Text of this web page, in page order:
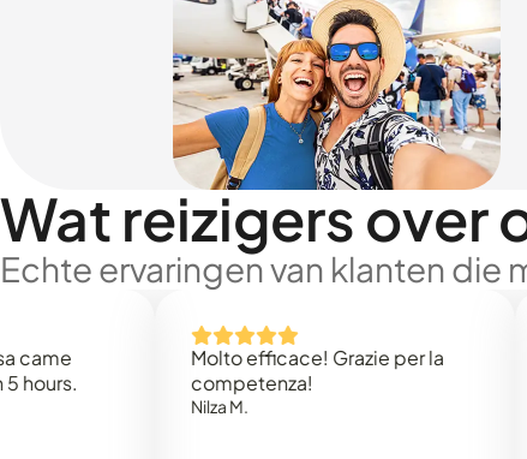
Wat reizigers over
Echte ervaringen van klanten
Molto efficace! Grazie per la
competenza!